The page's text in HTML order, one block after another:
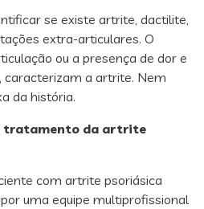
se existe artrite, dactilite,
extra-articulares. O
ou a presença de dor e
a artrite. Nem
da história.
tratamento da artrite
com artrite psoriásica
uma equipe multiprofissional